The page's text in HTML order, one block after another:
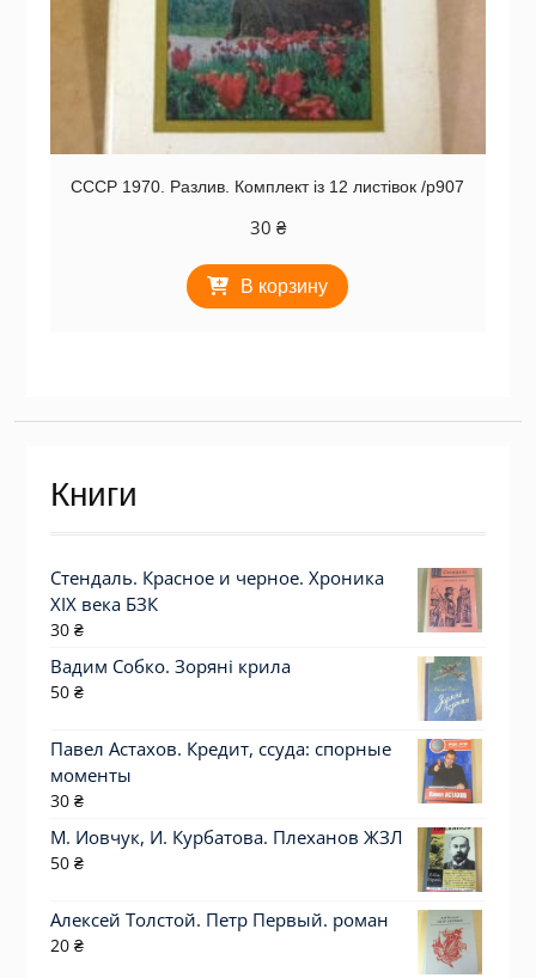
СССР 1970. Разлив. Комплект із 12 листівок /р907
30 ₴
В корзину
Книги
Стендаль. Красное и черное. Хроника
XIX века БЗК
30 ₴
Вадим Собко. Зоряні крила
50 ₴
Павел Астахов. Кредит, ссуда: спорные
моменты
30 ₴
М. Иовчук, И. Курбатова. Плеханов ЖЗЛ
50 ₴
Алексей Толстой. Петр Первый. роман
20 ₴